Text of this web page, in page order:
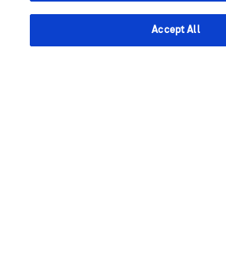
Um Ihre Einwilligung zum Erhalt von
Accept All